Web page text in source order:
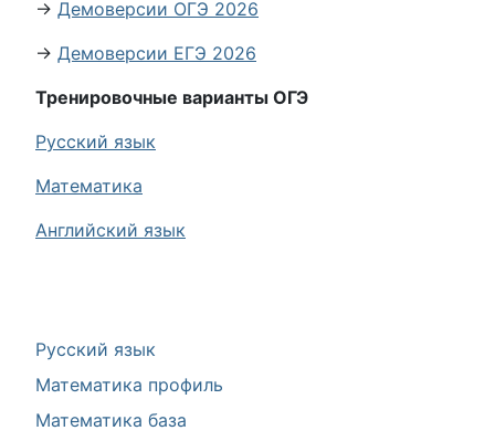
Русский язык
Математика профиль
Математика база
→ Демоверсии ОГЭ 2026
→ Демоверсии ЕГЭ 2026
Тренировочные варианты ОГЭ
Русский язык
Математика
Английский язык